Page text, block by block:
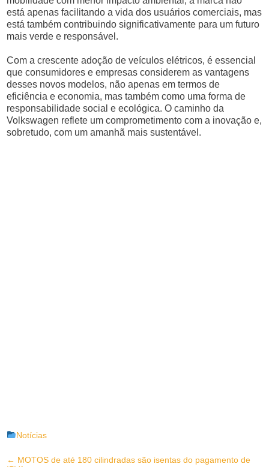
está apenas facilitando a vida dos usuários comerciais, mas
está também contribuindo significativamente para um futuro
mais verde e responsável.
Com a crescente adoção de veículos elétricos, é essencial
que consumidores e empresas considerem as vantagens
desses novos modelos, não apenas em termos de
eficiência e economia, mas também como uma forma de
responsabilidade social e ecológica. O caminho da
Volkswagen reflete um comprometimento com a inovação e,
sobretudo, com um amanhã mais sustentável.
Notícias
Post
← MOTOS de até 180 cilindradas são isentas do pagamento de